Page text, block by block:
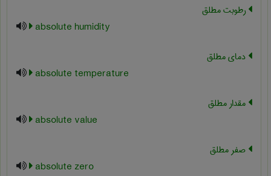
رطوبت مطلق
absolute humidity
دمای مطلق
absolute temperature
مقدار مطلق
absolute value
صفر مطلق
absolute zero